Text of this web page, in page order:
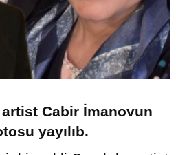
Cabir İmanovun
yayılıb.